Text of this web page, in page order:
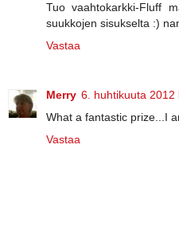
Tuo vaahtokarkki-Fluff
suukkojen sisukselta :)
Vastaa
Merry 6. huhtikuuta 2012
What a fantastic prize...I
Vastaa